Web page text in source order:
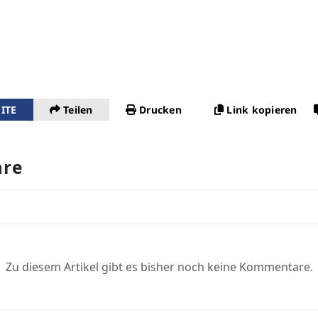
Teilen Drucken Link kopieren
Zu diesem Artikel gibt es bisher noch keine Kommentare.